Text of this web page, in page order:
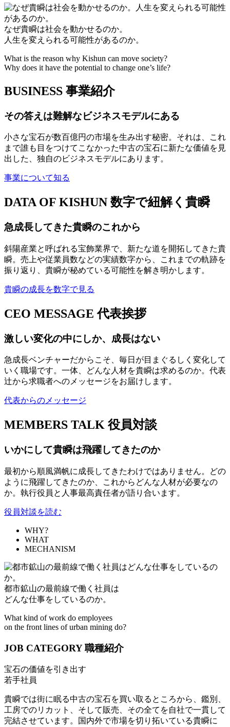
なぜ貴瞬は社会を動かせるのか。
人生を変えられる可能性があるのか。
What is the reason why Kishun can move society?
Why does it have the potential to change one’s life?
BUSINESS 事業紹介
その答えは難解なビジネスモデルにある
小さな宝石が数百億円の市場を生み出す秘密。それは、これ
まで誰も目をつけてこなかった中古の宝石に新たな価値を見
出した、独自のビジネスモデルにあります。
事業について知る
DATA OF KISHUN 数字で紐解く貴瞬
急成長してきた貴瞬のこれから
斜陽産業と呼ばれる宝飾業界で、新たな道を開拓してきた貴
瞬。売上や従業員数などの実績数字から、これまでの軌跡を
振り返り、貴瞬が秘めている可能性を解き明かします。
貴瞬の成長を数字で見る
CEO MESSAGE 代表挨拶
激しい変化の中にしか、成長はない
急成長ベンチャーだからこそ、毎日が目まぐるしく変化して
いく職場です。一体、どんな人材を貴瞬は求めるのか。代表
辻から求職者へのメッセージをお届けします。
代表からのメッセージ
MEMBERS TALK 役員対談
いかにして貴瞬は飛躍してきたのか
最初から順風満帆に成長してきたわけではありません。どの
ように飛躍してきたのか、これからどんな人材が必要なの
か。執行役員と人事最高責任者が語り合います。
役員対談を読む
WHY?
WHAT
MECHANISM
都市鉱山の最前線で働く社員は
どんな仕事をしているのか。
What kind of work do employees
on the front lines of urban mining do?
JOB CATEGORY 職種紹介
宝石の価値を引き出す
若手社員
貴瞬では街に眠る中古の宝石を買い取るところから、鑑別、
工房でのリカット、そして販売、その全てを自社で一貫して
完結させています。国内外で市場を切り拓いている貴瞬に